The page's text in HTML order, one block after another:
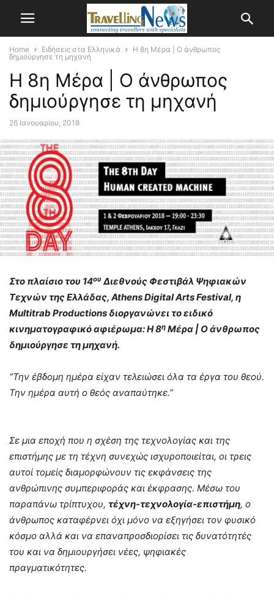
Home Ειδήσεις στα Ελληνικά
Η 8η Μέρα | Ο άνθρωπος
δημιούργησε τη μηχανή
Η 8η Μέρα | Ο άνθρωπος
δημιούργησε τη μηχανή
26 Ιανουαρίου, 2018
Στο πλαίσιο του 14ου Διεθνούς Φεστιβάλ Ψηφιακών
Τεχνών της Ελλάδας, Athens Digital Arts Festival, η
Multitrab Productions διοργανώνει το ειδικό
κινηματογραφικό αφιέρωμα: Η 8η Μέρα | Ο άνθρωπος
δημιούργησε τη μηχανή.
“Την έβδομη ημέρα είχαν τελειώσει όλα τα έργα του θεού.
Την ημέρα αυτή ο θεός αναπαύτηκε.”
Σε μια εποχή που η σχέση της τεχνολογίας και της
επιστήμης με τη τέχνη συνεχώς ισχυροποιείται, οι τρεις
αυτοί τομείς διαμορφώνουν τις εκφάνσεις της
ανθρώπινης συμπεριφοράς και έκφρασης. Μέσω του
παραπάνω τρίπτυχου, τέχνη-τεχνολογία-επιστήμη, ο
άνθρωπος καταφέρνει όχι μόνο να εξηγήσει τον φυσικό
κόσμο αλλά και να επαναπροσδιορίσει τις δυνατότητές
του και να δημιουργήσει νέες, ψηφιακές
πραγματικότητες.